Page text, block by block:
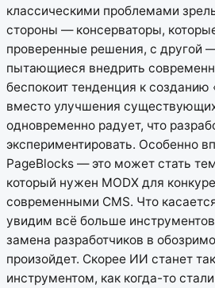
классическими проблемами
стороны — консерваторы,
проверенные решения, с другой
пытающиеся внедрить
беспокоит тенденция к созданию
вместо улучшения
одновременно радует, что
экспериментировать. Особенно
PageBlocks — это может стать
который нужен MODX для
современными CMS. Что
увидим всё больше
замена разработчиков в
произойдет. Скорее ИИ станет
инструментом, как когда-то стали